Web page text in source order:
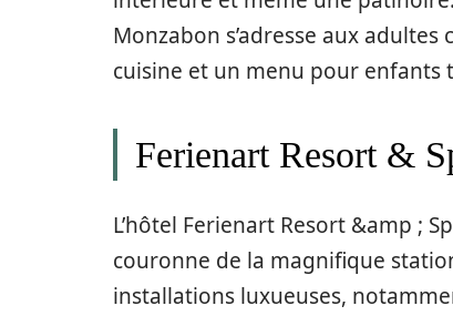
Monzabon s’adresse aux
cuisine et un menu pour enfants
Ferienart Resort &
L’hôtel Ferienart Resort &amp ;
couronne de la magnifique
installations luxueuses,